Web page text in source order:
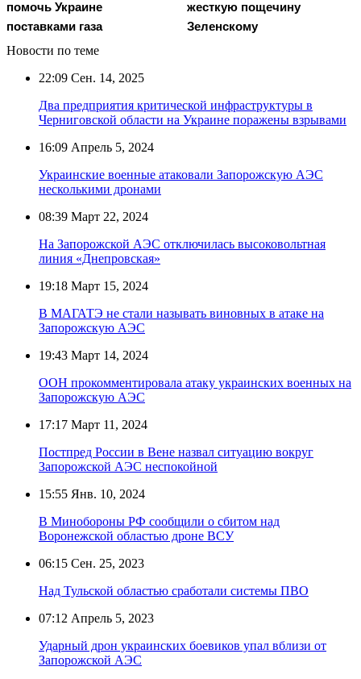
помочь Украине
поставками газа
жесткую пощечину
Зеленскому
Новости по теме
22:09 Сен. 14, 2025
Два предприятия критической инфраструктуры в
Черниговской области на Украине поражены взрывами
16:09 Апрель 5, 2024
Украинские военные атаковали Запорожскую АЭС
несколькими дронами
08:39 Март 22, 2024
На Запорожской АЭС отключилась высоковольтная
линия «Днепровская»
19:18 Март 15, 2024
В МАГАТЭ не стали называть виновных в атаке на
Запорожскую АЭС
19:43 Март 14, 2024
ООН прокомментировала атаку украинских военных на
Запорожскую АЭС
17:17 Март 11, 2024
Постпред России в Вене назвал ситуацию вокруг
Запорожской АЭС неспокойной
15:55 Янв. 10, 2024
В Минобороны РФ сообщили о сбитом над
Воронежской областью дроне ВСУ
06:15 Сен. 25, 2023
Над Тульской областью сработали системы ПВО
07:12 Апрель 5, 2023
Ударный дрон украинских боевиков упал вблизи от
Запорожской АЭС